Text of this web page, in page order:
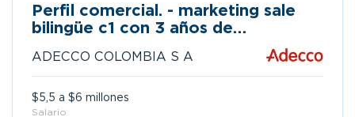
Perfil comercial. - marketing sale
bilingüe c1 con 3 años de
ADECCO COLOMBIA S A
$5,5 a $6 millones
Salario